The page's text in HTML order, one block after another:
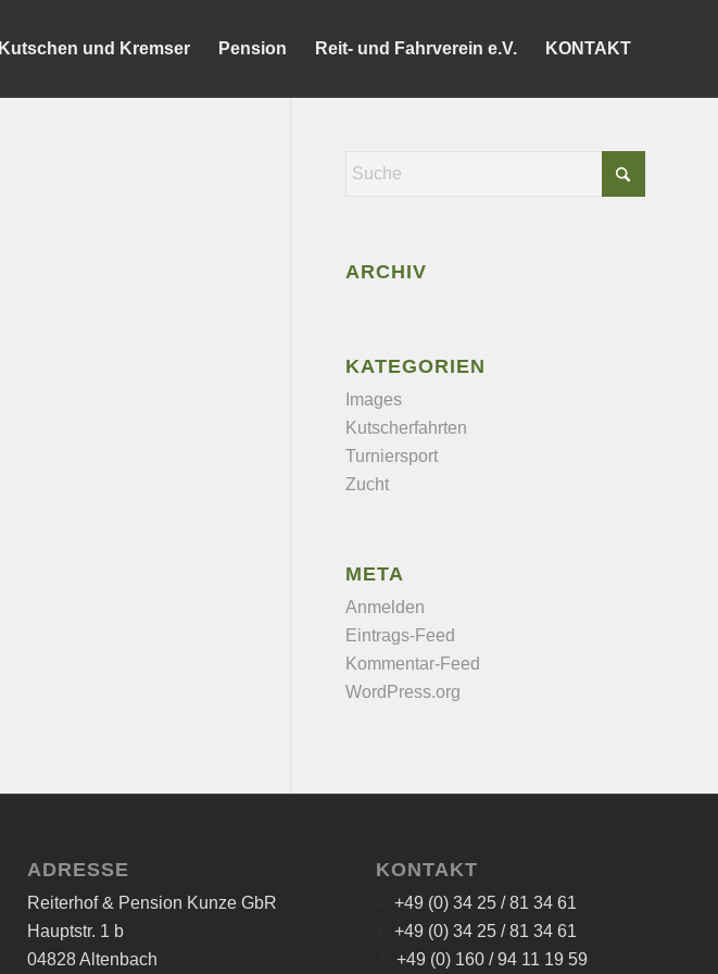
Kutschen und Kremser Pension Reit- und Fahrverein e.V. KONTAKT
ARCHIV
KATEGORIEN
Images
Kutscherfahrten
Turniersport
Zucht
META
Anmelden
Eintrags-Feed
Kommentar-Feed
WordPress.org
ADRESSE
Reiterhof & Pension Kunze GbR
Hauptstr. 1 b
04828 Altenbach
KONTAKT
+49 (0) 34 25 / 81 34 61
+49 (0) 34 25 / 81 34 61
+49 (0) 160 / 94 11 19 59